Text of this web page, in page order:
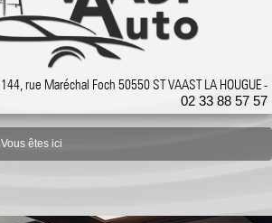
144, rue Maréchal Foch 50550 ST VAAST LA HOUGUE -
02 33 88 57 57
Vous êtes ici